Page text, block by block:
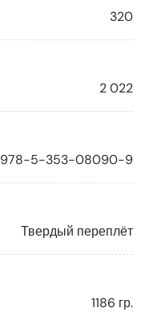
320
2 022
978-5-353-08090-9
Твердый переплёт
1186 гр.